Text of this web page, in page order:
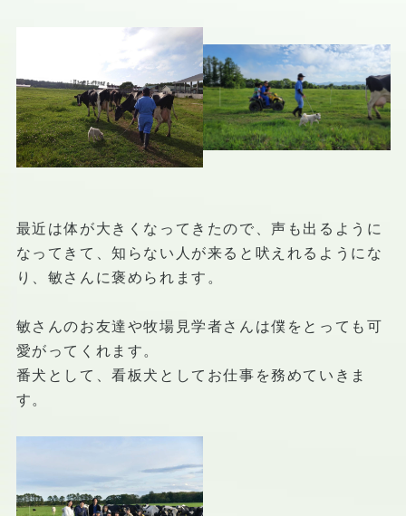
最近は体が大きくなってきたので、声も出るように
なってきて、知らない人が来ると吠えれるようにな
り、敏さんに褒められます。
敏さんのお友達や牧場見学者さんは僕をとっても可
愛がってくれます。
番犬として、看板犬としてお仕事を務めていきま
す。